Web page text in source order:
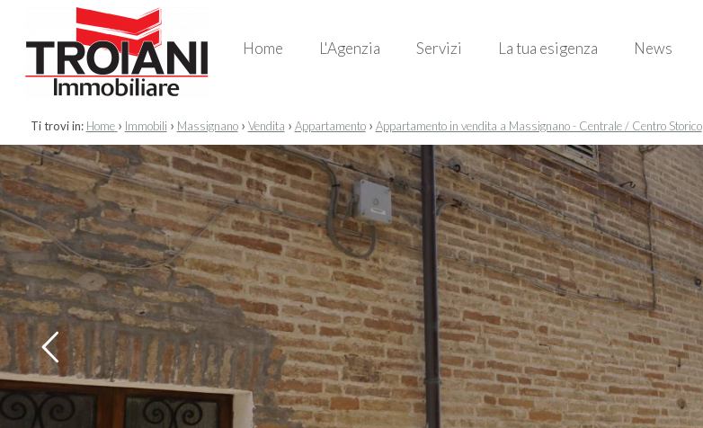
Home L'Agenzia Servizi La tua esigenza News
Ti trovi in: Home › Immobili › Massignano › Vendita › Appartamento › Appartamento in vendita a Massignano - Centrale / Centro Storico